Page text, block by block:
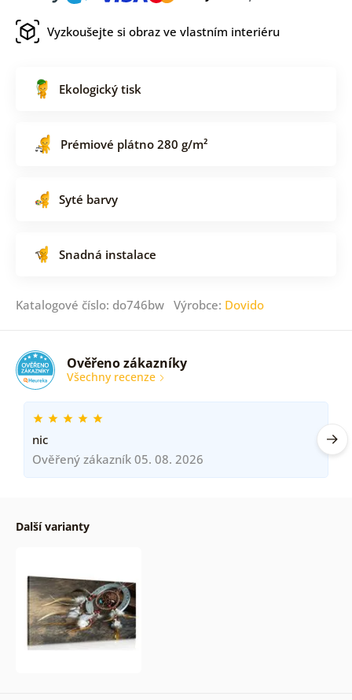
Vyzkoušejte si obraz ve vlastním interiéru
Ekologický tisk
Prémiové plátno 280 g/m²
Syté barvy
Snadná instalace
Katalogové číslo: do746bw Výrobce: Dovido
Ověřeno zákazníky
Všechny recenze
nic
Ověřený zákazník 05. 08. 2026
Další varianty